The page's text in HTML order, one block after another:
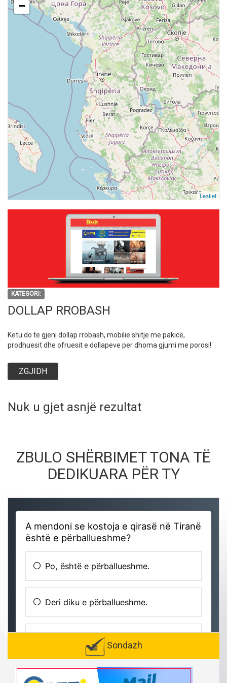
KATEGORI:
DOLLAP RROBASH
Ketu do te gjeni dollap rrobash, mobilie shitje me pakicë,
prodhuesit dhe ofruesit e dollapeve per dhoma gjumi me porosi!
ZGJIDH
Nuk u gjet asnjë rezultat
−
Leaflet
ZBULO SHËRBIMET TONA TË
DEDIKUARA PËR TY
Sondazh